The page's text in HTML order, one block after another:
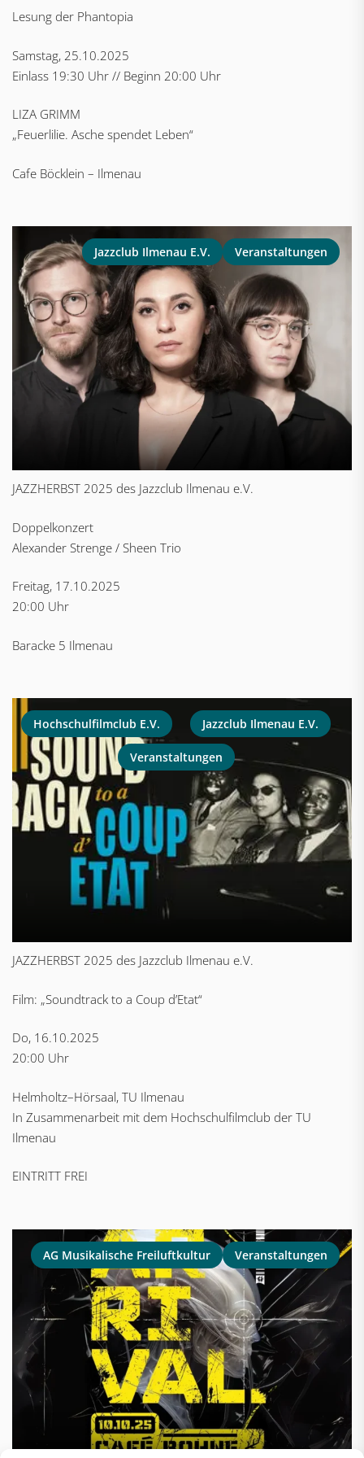
Lesung der Phantopia
Samstag, 25.10.2025
Einlass 19:30 Uhr // Beginn 20:00 Uhr
LIZA GRIMM
„Feuerlilie. Asche spendet Leben“
Cafe Böcklein – Ilmenau
Jazzclub Ilmenau E.V. Veranstaltungen
JAZZHERBST 2025 des Jazzclub Ilmenau e.V.
Doppelkonzert
Alexander Strenge / Sheen Trio
Freitag, 17.10.2025
20:00 Uhr
Baracke 5 Ilmenau
Hochschulfilmclub E.V. Jazzclub Ilmenau E.V.
Veranstaltungen
JAZZHERBST 2025 des Jazzclub Ilmenau e.V.
Film: „Soundtrack to a Coup d’Etat“
Do, 16.10.2025
20:00 Uhr
Helmholtz–Hörsaal, TU Ilmenau
In Zusammenarbeit mit dem Hochschulfilmclub der TU
Ilmenau
EINTRITT FREI
AG Musikalische Freiluftkultur Veranstaltungen